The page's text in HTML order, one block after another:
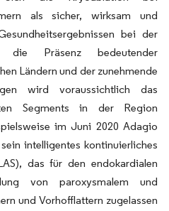
als sicher, wirksam und
bei der
die Präsenz bedeutender
Ländern und der zunehmende
wird voraussichtlich das
Segments in der Region
im Juni 2020 Adagio
intelligentes kontinuierliches
das für den endokardialen
von paroxysmalem und
und Vorhofflattern zugelassen